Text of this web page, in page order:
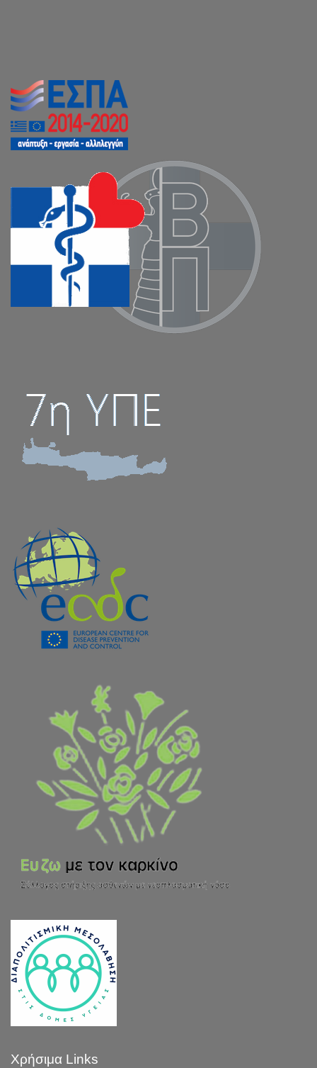
Χρήσιμα Links